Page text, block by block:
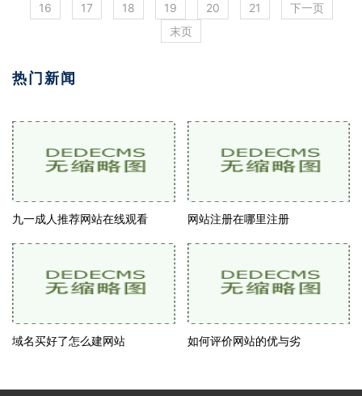
16
17 18 19 20 21
下一页
末页
热门新闻
九一成人推荐网站在线观看 网站注册在哪里注册
域名买好了怎么建网站 如何评价网站的优与劣